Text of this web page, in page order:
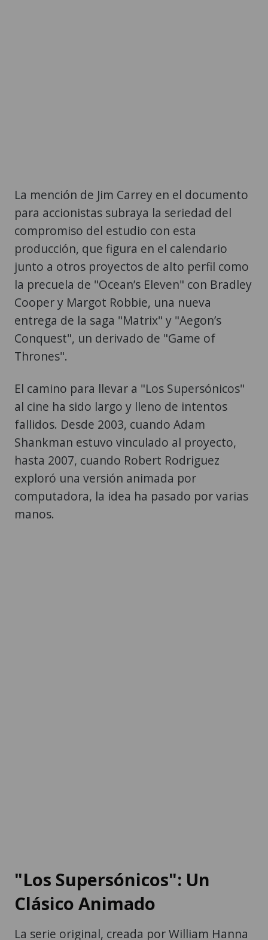
La mención de Jim Carrey en el documento
para accionistas subraya la seriedad del
compromiso del estudio con esta
producción, que figura en el calendario
junto a otros proyectos de alto perfil como
la precuela de "Ocean’s Eleven" con Bradley
Cooper y Margot Robbie, una nueva
entrega de la saga "Matrix" y "Aegon’s
Conquest", un derivado de "Game of
Thrones".
El camino para llevar a "Los Supersónicos"
al cine ha sido largo y lleno de intentos
fallidos. Desde 2003, cuando Adam
Shankman estuvo vinculado al proyecto,
hasta 2007, cuando Robert Rodriguez
exploró una versión animada por
computadora, la idea ha pasado por varias
manos.
"Los Supersónicos": Un
Clásico Animado
La serie original, creada por William Hanna